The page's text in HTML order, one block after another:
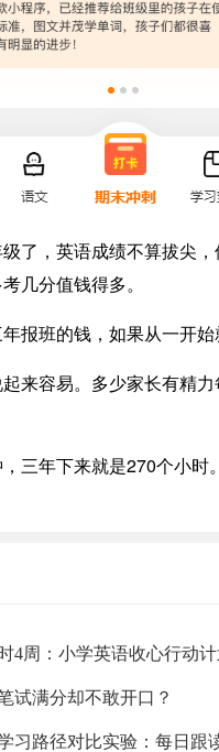
了，英语成绩不算拔尖
几分值钱得多。
报班的钱，如果从一开
来容易。多少家长有精
三年下来就是270个小时
4周：小学英语收心行动
试满分却不敢开口？
习路径对比实验：每日跟